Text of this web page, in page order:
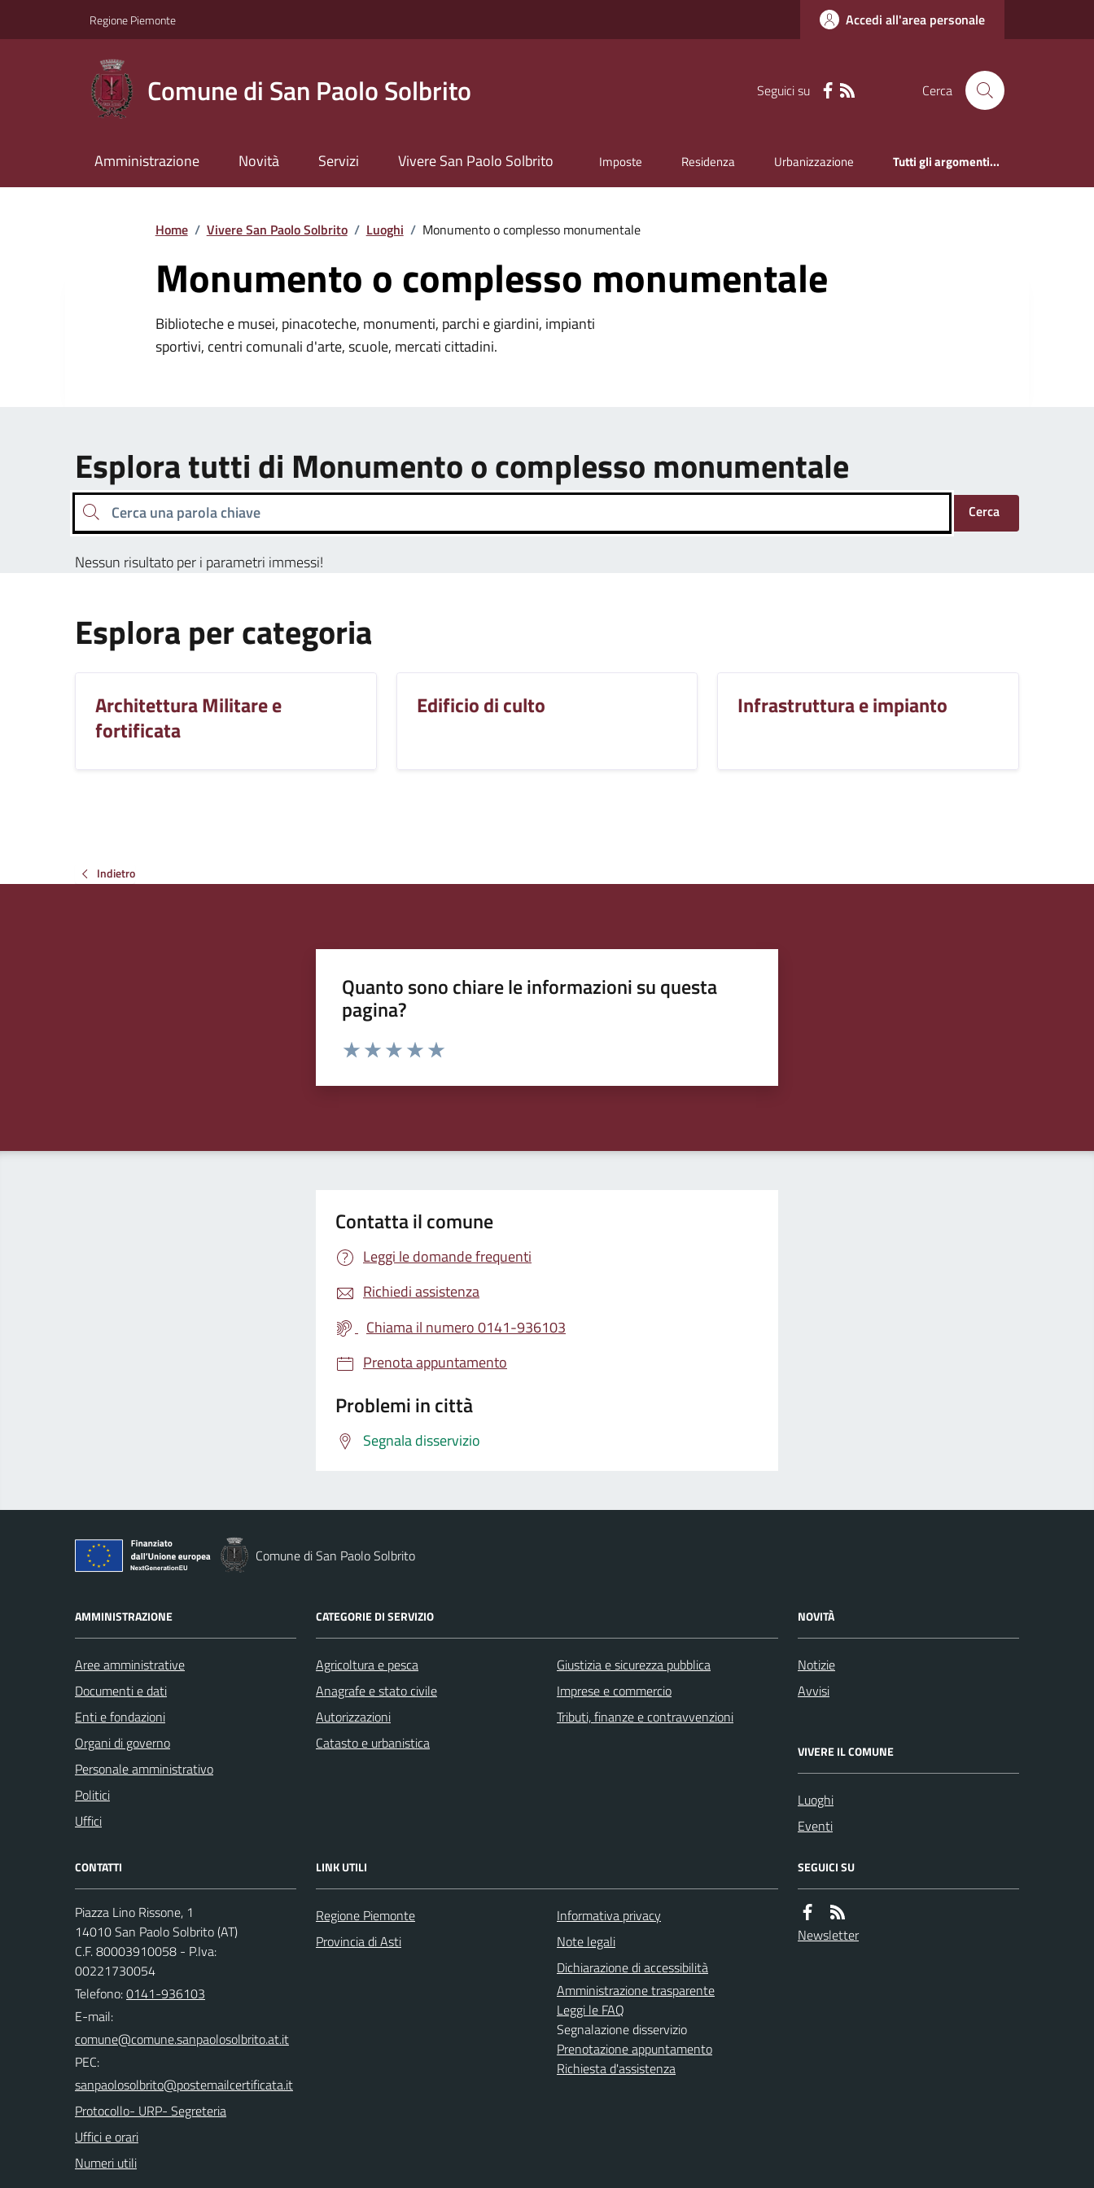
Regione Piemonte Accedi all'area personale
Comune di San Paolo Solbrito Seguici su Cerca
Amministrazione Novità Servizi Vivere San Paolo Solbrito Imposte Residenza Urbanizzazione Tutti gli argomenti...
Home / Vivere San Paolo Solbrito / Luoghi / Monumento o complesso monumentale
Monumento o complesso monumentale
Biblioteche e musei, pinacoteche, monumenti, parchi e giardini, impianti
sportivi, centri comunali d'arte, scuole, mercati cittadini.
Esplora tutti di Monumento o complesso monumentale
Cerca una parola chiave Cerca
Nessun risultato per i parametri immessi!
Esplora per categoria
Architettura Militare e
fortificata
Edificio di culto Infrastruttura e impianto
Indietro
Quanto sono chiare le informazioni su questa
pagina?
Valuta da 1 a 5 stelle la pagina
Contatta il comune
Leggi le domande frequenti
Richiedi assistenza
Chiama il numero 0141-936103
Prenota appuntamento
Problemi in città
Segnala disservizio
Comune di San Paolo Solbrito
AMMINISTRAZIONE
Aree amministrative
Documenti e dati
Enti e fondazioni
Organi di governo
Personale amministrativo
Politici
Uffici
CATEGORIE DI SERVIZIO
Agricoltura e pesca
Anagrafe e stato civile
Autorizzazioni
Catasto e urbanistica
Giustizia e sicurezza pubblica
Imprese e commercio
Tributi, finanze e contravvenzioni
NOVITÀ
Notizie
Avvisi
VIVERE IL COMUNE
Luoghi
Eventi
CONTATTI
Piazza Lino Rissone, 1
14010 San Paolo Solbrito (AT)
C.F. 80003910058 - P.Iva:
00221730054
Telefono:0141-936103
E-mail:
PEC:
Protocollo- URP- Segreteria
Uffici e orari
Numeri utili
LINK UTILI
Regione Piemonte
Provincia di Asti
Informativa privacy
Note legali
Dichiarazione di accessibilità
Amministrazione trasparente
Leggi le FAQ
Segnalazione disservizio
Prenotazione appuntamento
Richiesta d'assistenza
SEGUICI SU
Newsletter